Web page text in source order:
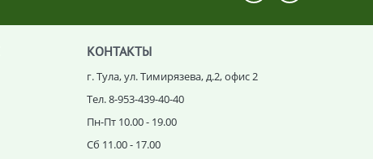
КОНТАКТЫ
г. Тула, ул. Тимирязева, д.2, офис 2
Тел. 8-953-439-40-40
Пн-Пт 10.00 - 19.00
Сб 11.00 - 17.00